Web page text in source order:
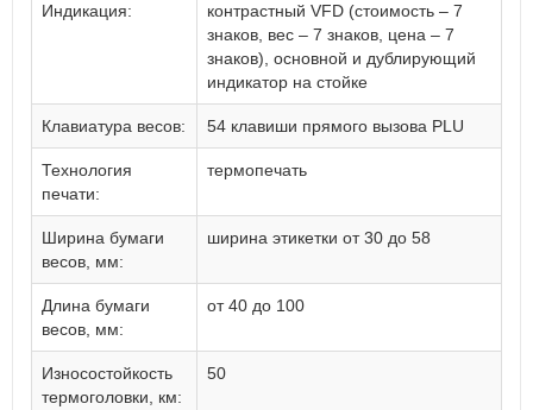
Индикация:
контрастный VFD (стоимость – 7
знаков, вес – 7 знаков, цена – 7
знаков), основной и дублирующий
индикатор на стойке
Клавиатура весов: 54 клавиши прямого вызова PLU
Технология
печати:
термопечать
Ширина бумаги
весов, мм:
ширина этикетки от 30 до 58
Длина бумаги
весов, мм:
от 40 до 100
Износостойкость
термоголовки, км:
50